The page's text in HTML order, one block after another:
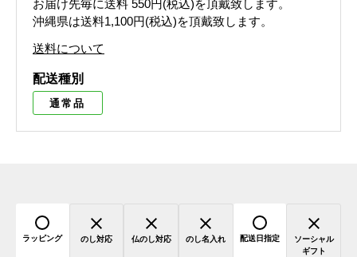
お届け先毎に送料 550円(税込)を頂戴致します。
沖縄県は送料1,100円(税込)を頂戴致します。
送料について
配送種別
通常品
ラッピング のし対応 仏のし対応 のし名入れ 配送日指定
ソーシャル
ギフト